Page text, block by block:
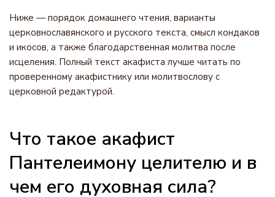
Ниже — порядок домашнего чтения, варианты
церковнославянского и русского текста, смысл кондаков
и икосов, а также благодарственная молитва после
исцеления. Полный текст акафиста лучше читать по
проверенному акафистнику или молитвослову с
церковной редактурой.
Что такое акафист
Пантелеимону целителю и в
чем его духовная сила?